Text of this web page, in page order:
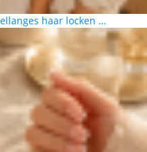
haar locken …